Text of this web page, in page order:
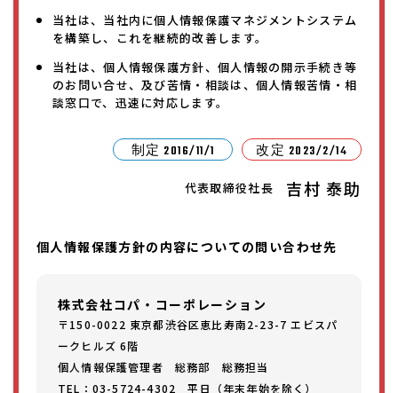
当社は、当社内に個人情報保護マネジメントシステム
を構築し、これを継続的改善します。
当社は、個人情報保護方針、個人情報の開示手続き等
のお問い合せ、及び苦情・相談は、個人情報苦情・相
談窓口で、迅速に対応します。
制定 2016/11/1 改定 2023/2/14
代表取締役社長 吉村 泰助
個人情報保護方針の内容についての問い合わせ先
株式会社コパ・コーポレーション
〒150-0022 東京都渋谷区恵比寿南2-23-7 エビスパ
ークヒルズ 6階
個人情報保護管理者 総務部 総務担当
TEL：03-5724-4302 平日（年末年始を除く）